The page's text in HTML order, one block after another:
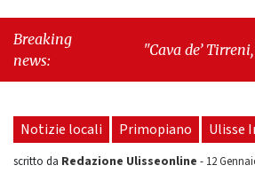
Breaking
news:
"Cava de’ Tirreni, la
seduta consiliare:
Notizie locali Primopiano Ulisse
scritto da Redazione Ulisseonline - 12